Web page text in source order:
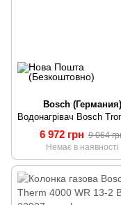
Bosch (Германия)
6 972 грн 9 064
Немає в наявності